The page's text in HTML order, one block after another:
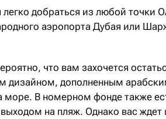
легко добраться из любой точки
аэропорта Дубая или
что вам захочется
дизайном, дополненным
море. В номерном фонде также
на пляж. Однако вас ждет